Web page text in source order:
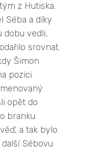
z Hutiska.
Séba a díky
dobu vedli,
srovnat.
Šimon
pozici
opět do
branku
a tak bylo
Sébovu